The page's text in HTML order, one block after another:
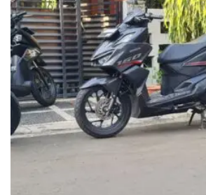
menurunkan emisi CO2 hingga 12,5
ton untuk roda empat atau lebih
juta ton CO2 untuk kendaraan roda
Selasa (20/9/2022).
Dia menambahkan, hingga saat ini,
empat perusahaan bus listrik, tiga
listrik, serta 31 perusahaan roda
listrik dengan total investasi sebesar
Kapasitas produksi kendaraan listrik